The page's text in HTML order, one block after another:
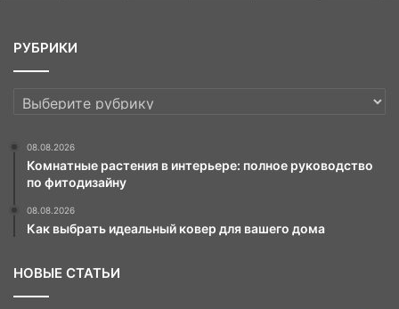
РУБРИКИ
РУБРИКИ
08.08.2026
Комнатные растения в интерьере: полное руководство
по фитодизайну
08.08.2026
Как выбрать идеальный ковер для вашего дома
НОВЫЕ СТАТЬИ